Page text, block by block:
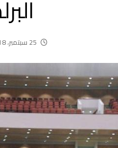
25 سبتمبر، 2018